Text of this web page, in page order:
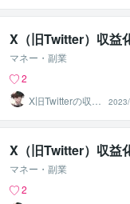
X（旧Twitter）収益
マネー・副業
2
X旧Twitterの収益
化で稼ぐマン
X（旧Twitter）収益
マネー・副業
2